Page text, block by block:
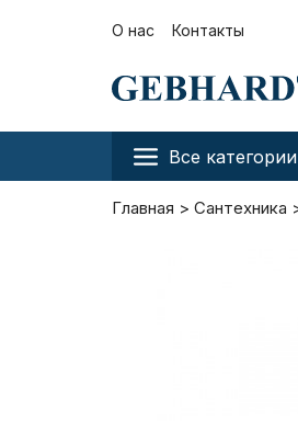
О нас Контакты
Все категории
Главная Сантехника